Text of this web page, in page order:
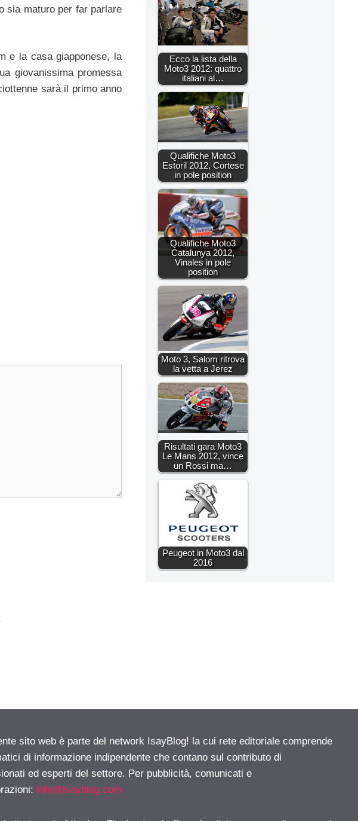
sia maturo per far parlare
e la casa giapponese, la
giovanissima promessa
sarà il primo anno
Ecco la lista della
Moto3 2012: quattro
italiani al…
Qualifiche Moto3
Estoril 2012, Cortese
in pole position
Qualifiche Moto3
Catalunya 2012,
Vinales in pole
position
Moto 3, Salom ritrova
la vetta a Jerez
Risultati gara Moto3
Le Mans 2012, vince
un Rossi ma…
Peugeot in Moto3 dal
2016
sito web è parte del network IsayBlog! la cui rete editoriale comprende
di informazione indipendente che contano sul contributo di
ed esperti del settore. Per pubblicità, comunicati e
info@isayblog.com